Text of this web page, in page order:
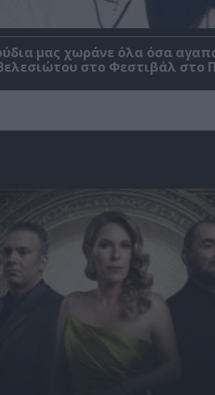
μας χωράνε όλα όσα
στο Φεστιβάλ στο